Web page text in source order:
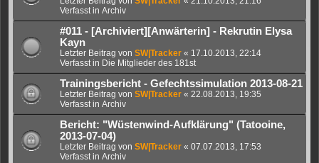
Verfasst in Archiv
#011 - [Archiviert][Anwärterin] - Rekrutin Elysa
Kayn
Letzter Beitrag von SW|Tracker « 17.10.2013, 22:14
Verfasst in Die Mitglieder des 181st
Trainingsbericht - Gefechtssimulation 2013-08-21
Letzter Beitrag von SW|Tracker « 22.08.2013, 19:35
Verfasst in Archiv
Bericht: "Wüstenwind-Aufklärung" (Tatooine,
2013-07-04)
Letzter Beitrag von SW|Tracker « 07.07.2013, 17:53
Verfasst in Archiv